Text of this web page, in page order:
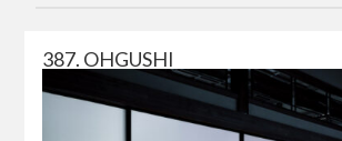
387. OHGUSHI